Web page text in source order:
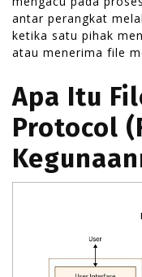
antar perangkat
ketika satu pihak
atau menerima file
Apa Itu
Protocol